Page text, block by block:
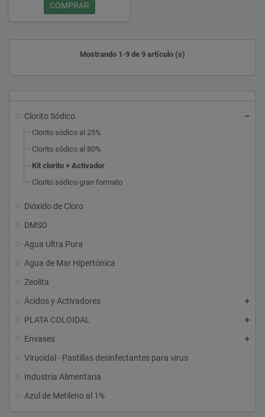
Clorito Sódico
Clorito sódico al 25%
Clorito sódico al 80%
Kit clorito + Activador
Clorito sódico gran formato
Dióxido de Cloro
DMSO
Agua Ultra Pura
Agua de Mar Hipertónica
Zeolita
Ácidos y Activadores
PLATA COLOIDAL
Envases
Virucidal - Pastillas desinfectantes para virus
Industria Alimentaria
Azul de Metileno al 1%
COMPRAR
Mostrando 1-9 de 9 artículo (s)